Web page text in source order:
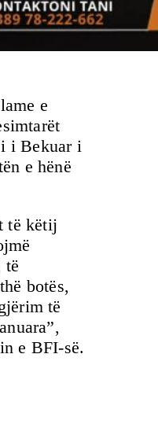
e
i Bekuar i
e hënë
të këtij
të
botës,
të
e BFI-së.